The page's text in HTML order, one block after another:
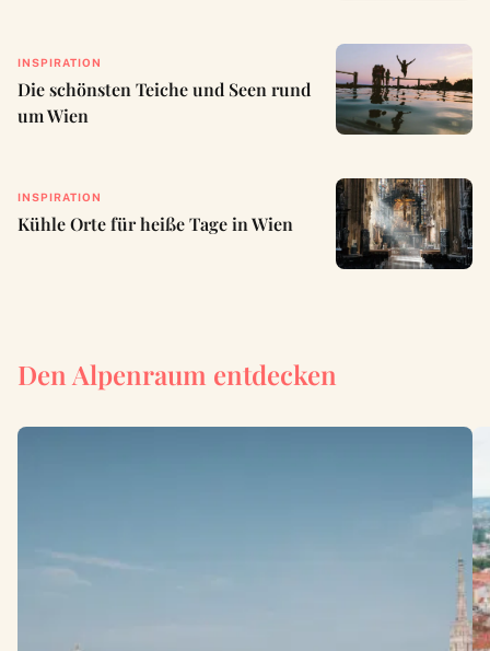
INSPIRATION
Die schönsten Teiche und Seen rund
um Wien
INSPIRATION
Kühle Orte für heiße Tage in Wien
Den Alpenraum entdecken